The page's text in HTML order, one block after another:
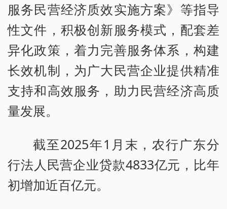
服务民营经济质效实施方案》等指导
性文件，积极创新服务模式，配套差
异化政策，着力完善服务体系，构建
长效机制，为广大民营企业提供精准
支持和高效服务，助力民营经济高质
量发展。
截至2025年1月末，农行广东分
行法人民营企业贷款4833亿元，比年
初增加近百亿元。